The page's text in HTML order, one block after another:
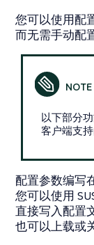
您可以使用配
而无需手动配
以下部分
客户端支
配置参数编写
您可以使用
直接写入配置
也可以上载或